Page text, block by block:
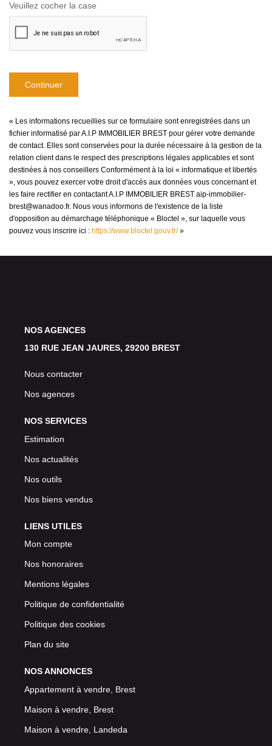
Veuillez cocher la case
Continuer
« Les informations recueillies sur ce formulaire sont enregistrées dans un
fichier informatisé par A.I.P IMMOBILIER BREST pour gérer votre demande
de contact. Elles sont conservées pour la durée nécessaire à la gestion de la
relation client dans le respect des prescriptions légales applicables et sont
destinées à nos conseillers Conformément à la loi « informatique et libertés
», vous pouvez exercer votre droit d'accès aux données vous concernant et
les faire rectifier en contactant A.I.P IMMOBILIER BREST aip-immobilier-
brest@wanadoo.fr. Nous vous informons de l'existence de la liste
d'opposition au démarchage téléphonique « Bloctel », sur laquelle vous
pouvez vous inscrire ici : https://www.bloctel.gouv.fr/»
NOS AGENCES
130 RUE JEAN JAURES, 29200 BREST
Nous contacter
Nos agences
NOS SERVICES
Estimation
Nos actualités
Nos outils
Nos biens vendus
LIENS UTILES
Mon compte
Nos honoraires
Mentions légales
Politique de confidentialité
Politique des cookies
Plan du site
NOS ANNONCES
Appartement à vendre, Brest
Maison à vendre, Brest
Maison à vendre, Landeda